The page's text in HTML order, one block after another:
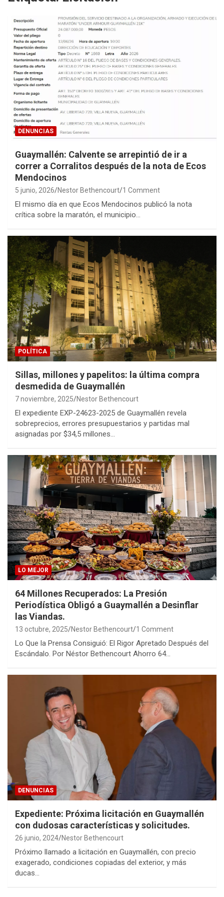
DENUNCIAS
Guaymallén: Calvente se arrepintió de ir a
correr a Corralitos después de la nota de Ecos
Mendocinos
5 junio, 2026 Nestor Bethencourt 1 Comment
El mismo día en que Ecos Mendocinos publicó la nota
crítica sobre la maratón, el municipio…
POLÍTICA
Sillas, millones y papelitos: la última compra
desmedida de Guaymallén
7 noviembre, 2025 Nestor Bethencourt
El expediente EXP-24623-2025 de Guaymallén revela
sobreprecios, errores presupuestarios y partidas mal
asignadas por $34,5 millones…
LO MEJOR
64 Millones Recuperados: La Presión
Periodística Obligó a Guaymallén a Desinflar
las Viandas.
13 octubre, 2025 Nestor Bethencourt 1 Comment
Lo Que la Prensa Consiguió: El Rigor Apretado Después del
Escándalo. Por Néstor Bethencourt Ahorro 64…
DENUNCIAS
Expediente: Próxima licitación en Guaymallén
con dudosas características y solicitudes.
26 junio, 2024 Nestor Bethencourt
Próximo llamado a licitación en Guaymallén, con precio
exagerado, condiciones copiadas del exterior, y más
ducas…